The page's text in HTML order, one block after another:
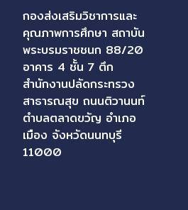
กองส่งเสริมวิชาการและ
คุณภาพการศึกษา สถาบัน
พระบรมราชชนก 88/20
อาคาร 4 ชั้น 7 ตึก
สำนักงานปลัดกระทรวง
สาธารณสุข ถนนติวานนท์
ตำบลตลาดขวัญ อำเภอ
เมือง จังหวัดนนทบุรี
11000